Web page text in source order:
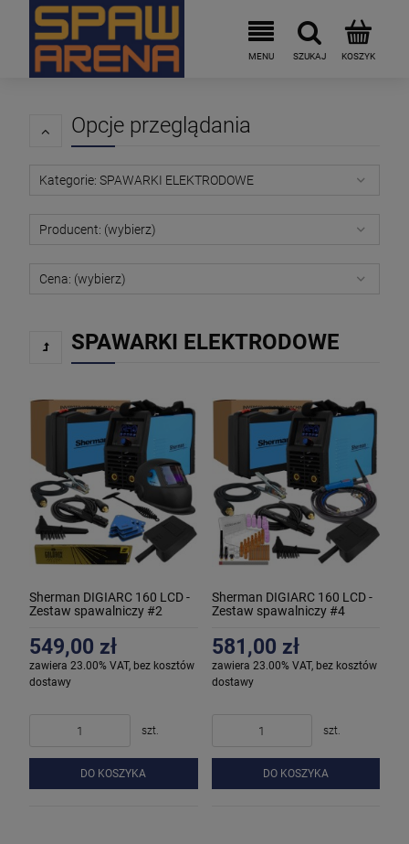
Opcje przeglądania
Kategorie: SPAWARKI ELEKTRODOWE
Producent: (wybierz)
Cena: (wybierz)
SPAWARKI ELEKTRODOWE
Sherman DIGIARC 160 LCD -
Zestaw spawalniczy #2
549,00 zł
zawiera 23.00% VAT, bez kosztów
dostawy
szt.
DO KOSZYKA
Sherman DIGIARC 160 LCD -
Zestaw spawalniczy #4
581,00 zł
zawiera 23.00% VAT, bez kosztów
dostawy
szt.
DO KOSZYKA